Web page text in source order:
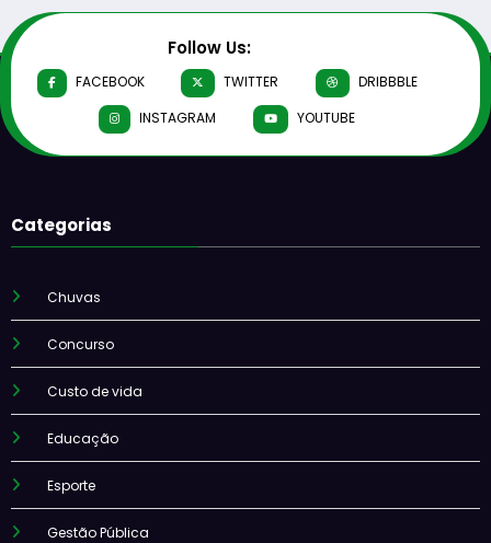
Follow Us:
FACEBOOK TWITTER
DRIBBBLE
INSTAGRAM
YOUTUBE
Categorias
Chuvas
Concurso
Custo de vida
Educação
Esporte
Gestão Pública